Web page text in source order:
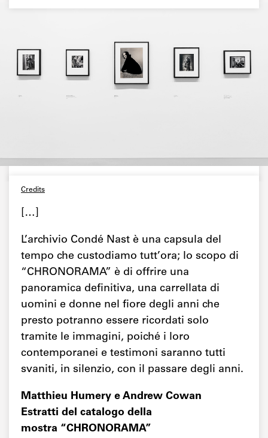
Credits
[…]
L’archivio Condé Nast è una capsula del
tempo che custodiamo tutt’ora; lo scopo di
“CHRONORAMA” è di offrire una
panoramica definitiva, una carrellata di
uomini e donne nel fiore degli anni che
presto potranno essere ricordati solo
tramite le immagini, poiché i loro
contemporanei e testimoni saranno tutti
svaniti, in silenzio, con il passare degli anni.
Matthieu Humery e Andrew Cowan
Estratti del catalogo della
mostra “CHRONORAMA”